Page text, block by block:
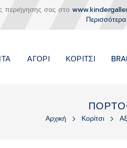
περιήγησης σας στο
Περισσότερα
ΑΓΌΡΙ ΚΟΡΊΤΣΙ
Αρχική Κορίτσι